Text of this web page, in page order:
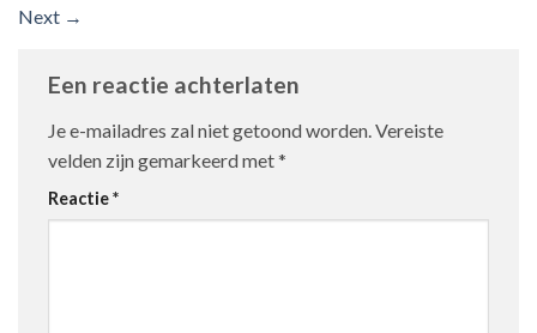
Next →
Een reactie achterlaten
Je e-mailadres zal niet getoond worden.Vereiste
velden zijn gemarkeerd met*
Reactie*